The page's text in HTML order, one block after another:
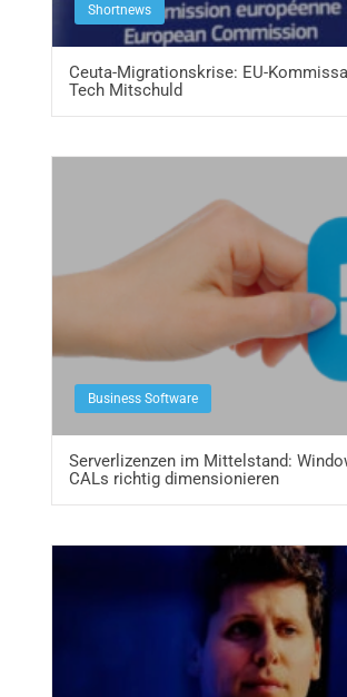
Shortnews
Ceuta-Migrationskrise: EU-
Tech Mitschuld
Business Software
Serverlizenzen im Mittelstand:
CALs richtig dimensionieren